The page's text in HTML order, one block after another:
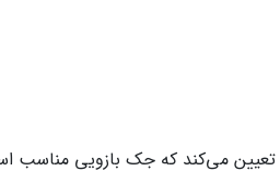
می‌کند که جک بازویی مناسب